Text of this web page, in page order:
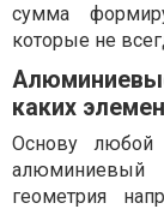
сумма
которые не
каких
Основу любой
алюминиевый
геометрия